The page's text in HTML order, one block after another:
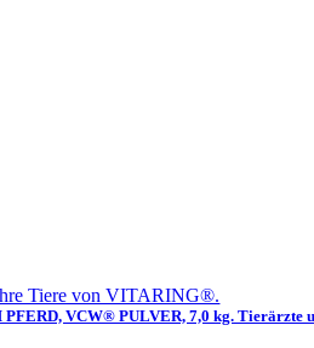
Tiere von VITARING®.
VCW® PULVER, 7,0 kg. Tierärzte